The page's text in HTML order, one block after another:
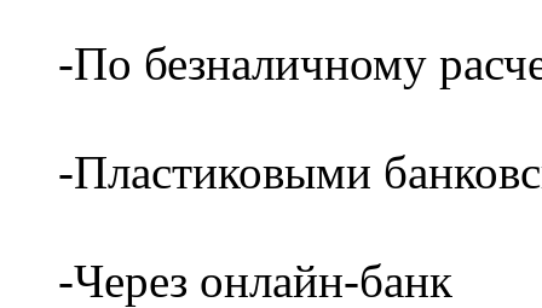
-По безналичному
-Пластиковыми
-Через онлайн-банк